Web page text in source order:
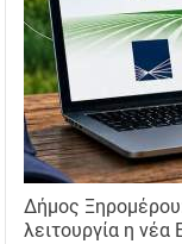
Δήμος
λειτουργία η νέα